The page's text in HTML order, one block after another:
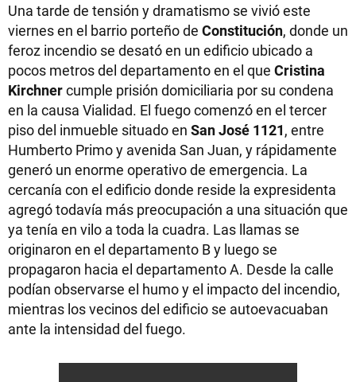
Una tarde de tensión y dramatismo se vivió este
viernes en el barrio porteño de Constitución, donde un
feroz incendio se desató en un edificio ubicado a
pocos metros del departamento en el que Cristina
Kirchnercumple prisión domiciliaria por su condena
en la causa Vialidad. El fuego comenzó en el tercer
piso del inmueble situado en San José 1121, entre
Humberto Primo y avenida San Juan, y rápidamente
generó un enorme operativo de emergencia. La
cercanía con el edificio donde reside la expresidenta
agregó todavía más preocupación a una situación que
ya tenía en vilo a toda la cuadra. Las llamas se
originaron en el departamento B y luego se
propagaron hacia el departamento A. Desde la calle
podían observarse el humo y el impacto del incendio,
mientras los vecinos del edificio se autoevacuaban
ante la intensidad del fuego.